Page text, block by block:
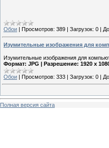
Обои | Просмотров: 389 | Загрузок: 0 |
Изумительные изображения для
Изумительные изображения для
Формат: JPG | Разрешение: 1920 x
Обои | Просмотров: 333 | Загрузок: 0 |
Полная версия сайта